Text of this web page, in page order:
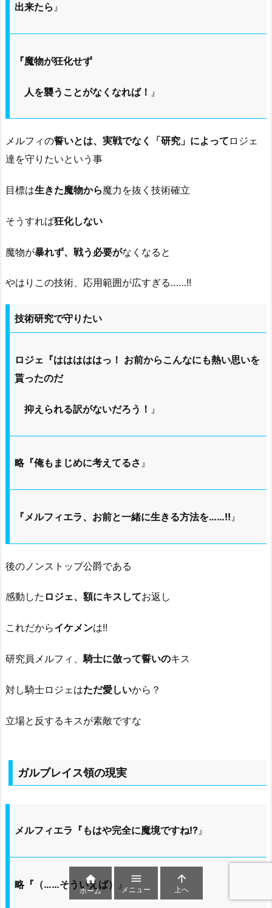
出来たら 』
『魔物が狂化せず
人を襲うことがなくなれば！ 』
メルフィの誓いとは、実戦でなく「研究」によって ロジェ
達を守りたいという事
目標は生きた魔物から魔力を抜く技術確立
そうすれば狂化しない
魔物が暴れず、戦う必要がなくなると
やはりこの技術、応用範囲が広すぎる……!!
技術研究で守りたい
ロジェ『はははははっ！ お前からこんなにも熱い思いを
貰ったのだ
抑えられる訳がないだろう！ 』
略『俺もまじめに考えてるさ 』
『メルフィエラ、お前と一緒に生きる方法を……!!』
後のノンストップ公爵である
感動した ロジェ、額にキスしてお返し
これだからイケメンは!!
研究員メルフィ、騎士に倣って誓いのキス
対し騎士ロジェはただ愛しいから？
立場と反するキスが素敵ですな
ガルブレイス領の現実
メルフィエラ『もはや完全に魔境ですね!?』
略『（……そういえば） 』

ホーム

メニュー

上へ